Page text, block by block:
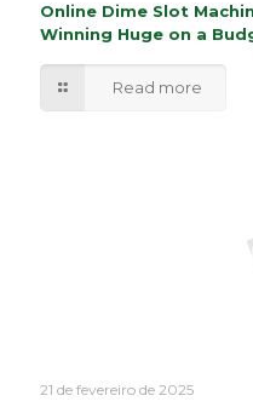
Online Dime Slot
Winning Huge on a
Read more
21 de fevereiro de 2025